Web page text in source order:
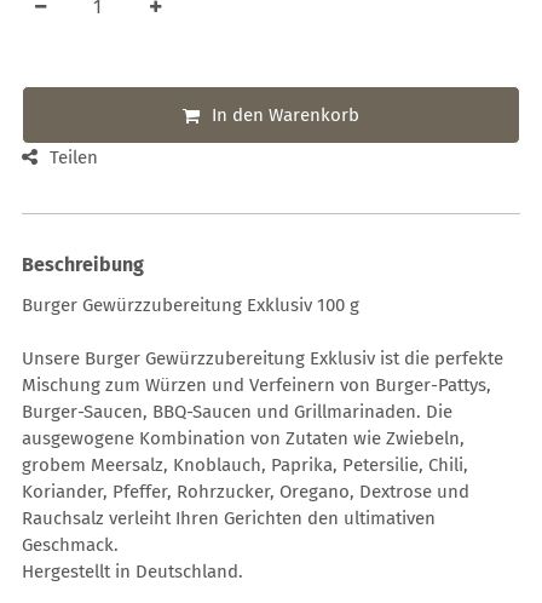
In den Warenkorb
Teilen
Beschreibung
Burger Gewürzzubereitung Exklusiv 100 g
Unsere Burger Gewürzzubereitung Exklusiv ist die perfekte
Mischung zum Würzen und Verfeinern von Burger-Pattys,
Burger-Saucen, BBQ-Saucen und Grillmarinaden. Die
ausgewogene Kombination von Zutaten wie Zwiebeln,
grobem Meersalz, Knoblauch, Paprika, Petersilie, Chili,
Koriander, Pfeffer, Rohrzucker, Oregano, Dextrose und
Rauchsalz verleiht Ihren Gerichten den ultimativen
Geschmack.
Hergestellt in Deutschland.